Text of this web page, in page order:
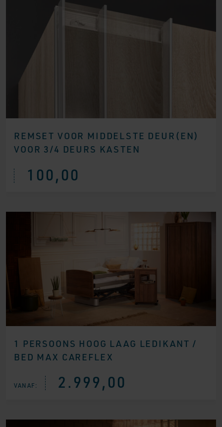
REMSET VOOR MIDDELSTE DEUR(EN)
VOOR 3/4 DEURS KASTEN
100,00
1 PERSOONS HOOG LAAG LEDIKANT /
BED MAX CAREFLEX
VANAF: 2.999,00